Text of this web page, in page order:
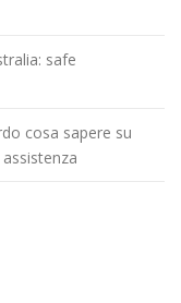
safe
cosa sapere su